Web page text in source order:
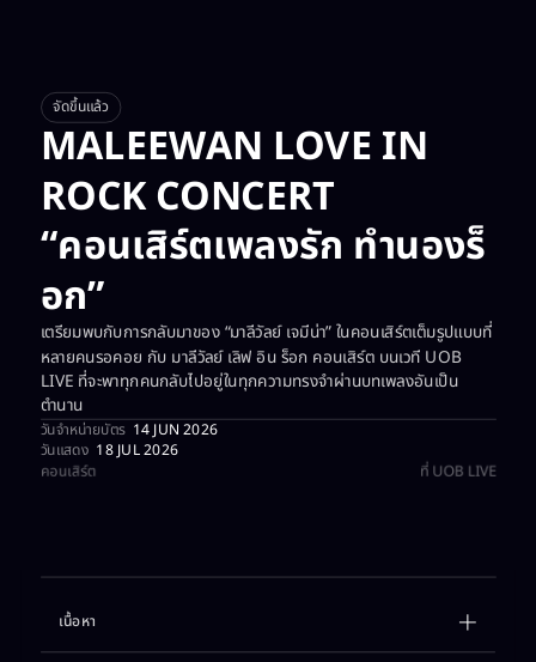
จัดขึ้นแล้ว
MALEEWAN LOVE IN
ROCK CONCERT
“คอนเสิร์ตเพลงรัก ทำนองร็
อก”
เตรียมพบกับการกลับมาของ “มาลีวัลย์ เจมีน่า” ในคอนเสิร์ตเต็มรูปแบบที่
หลายคนรอคอย กับ มาลีวัลย์ เลิฟ อิน ร็อก คอนเสิร์ต บนเวที UOB
LIVE ที่จะพาทุกคนกลับไปอยู่ในทุกความทรงจำผ่านบทเพลงอันเป็น
ตำนาน
วันจำหน่ายบัตร 14 JUN 2026
วันแสดง 18 JUL 2026
คอนเสิร์ต​ ที่ UOB LIVE
เนื้อหา